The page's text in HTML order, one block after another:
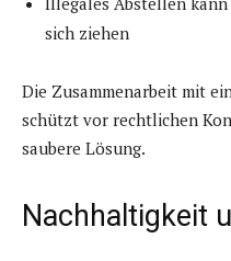
sich ziehen
Die Zusammenarbeit mit
schützt vor rechtlichen
saubere Lösung.
Nachhaltigkeit